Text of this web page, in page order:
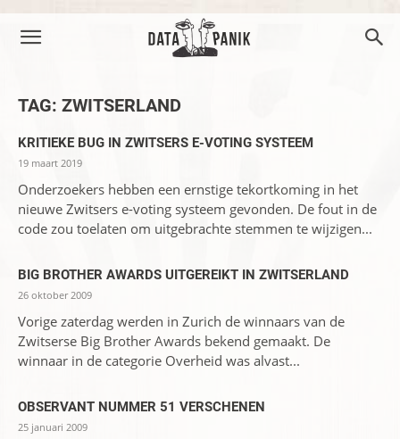
TAG: ZWITSERLAND
KRITIEKE BUG IN ZWITSERS E-VOTING SYSTEEM
19 maart 2019
Onderzoekers hebben een ernstige tekortkoming in het
nieuwe Zwitsers e-voting systeem gevonden. De fout in de
code zou toelaten om uitgebrachte stemmen te wijzigen...
BIG BROTHER AWARDS UITGEREIKT IN ZWITSERLAND
26 oktober 2009
Vorige zaterdag werden in Zurich de winnaars van de
Zwitserse Big Brother Awards bekend gemaakt. De
winnaar in de categorie Overheid was alvast...
OBSERVANT NUMMER 51 VERSCHENEN
25 januari 2009